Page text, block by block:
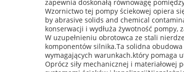
zapewnia doskonałą równowagę
Wzornictwo tej pompy ściekowej opiera
by abrasive solids and chemical
konserwacji i wydłuża żywotność pompy,
W uzupełnieniu obrotowca ze stali
komponentów silnika.Ta solidna
wymagających warunkach.który pomaga
Oprócz siły mechanicznej i materiałowej